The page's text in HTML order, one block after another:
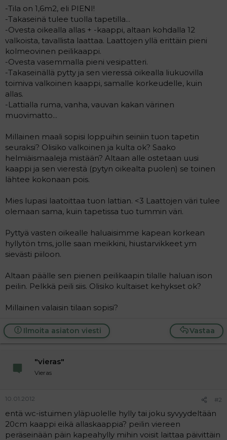
-Tila on 1,6m2, eli PIENI!
-Takaseinä tulee tuolla tapetilla...
-Ovesta oikealla allas + -kaappi, altaan kohdalla 12
valkoista, tavallista laattaa. Laattojen yllä erittäin pieni
kolmeovinen peilikaappi.
-Ovesta vasemmalla pieni vesipatteri.
-Takaseinällä pytty ja sen vieressä oikealla liukuovilla
toimiva valkoinen kaappi, samalle korkeudelle, kuin
allas.
-Lattialla ruma, vanha, vauvan kakan värinen
muovimatto...
Millainen maali sopisi loppuihin seiniin tuon tapetin
seuraksi? Olisiko valkoinen ja kulta ok? Saako
helmiäismaaleja mistään? Altaan alle ostetaan uusi
kaappi ja sen vierestä (pytyn oikealta puolen) se toinen
lähtee kokonaan pois.
Mies lupasi laatoittaa tuon lattian. <3 Laattojen väri tulee
olemaan sama, kuin tapetissa tuo tummin väri.
Pyttyä vasten oikealle haluaisimme kapean korkean
hyllytön tms, jolle saan meikkini, hiustarvikkeet ym
sievästi piiloon.
Altaan päälle sen pienen peilikaapin tilalle haluan ison
peilin. Pelkkä peili siis. Olisiko kultaiset kehykset ok?
Millainen valaisin tilaan sopisi?
Vastaa
Ilmoita asiaton viesti
"vieras"
Vieras
10.01.2012 #2
entä wc-istuimen yläpuolelle hylly tai joku syvyydeltään
20cm kaappi eikä allaskaappia? peilin viereen
peräseinään päin kapeahylly mihin voisit laittaa päivittäin